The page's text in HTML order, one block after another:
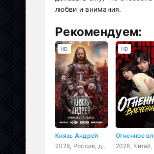
любви и внимания.
Рекомендуем:
Князь Андрей
2026, Россия, драма, история, биография
HD HD